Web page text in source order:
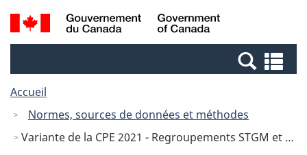
Passer
au
Passer
à
Canada
Recherche
et
et
Accueil
Normes, sources de données et méthodes
Variante de la CPE 2021 - Regroupements STGM et SACHES